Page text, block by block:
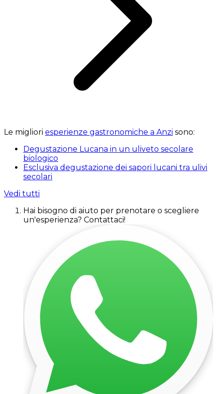
Le migliori esperienze gastronomiche a Anzi sono:
Degustazione Lucana in un uliveto secolare
biologico
Esclusiva degustazione dei sapori lucani tra ulivi
secolari
Vedi tutti
Hai bisogno di aiuto per prenotare o scegliere
un'esperienza? Contattaci!